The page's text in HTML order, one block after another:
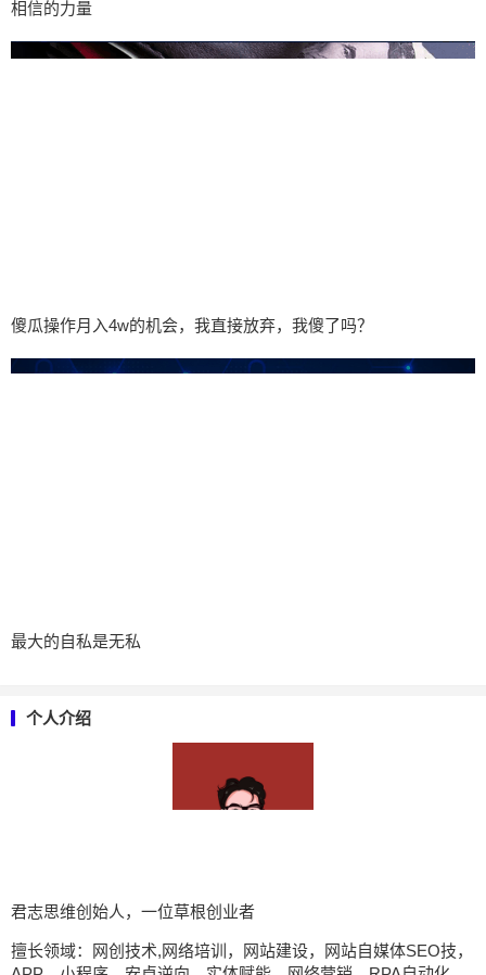
相信的力量
傻瓜操作月入4w的机会，我直接放弃，我傻了吗？
最大的自私是无私
个人介绍
君志思维创始人，一位草根创业者
擅长领域：网创技术,网络培训，网站建设，网站自媒体SEO技，